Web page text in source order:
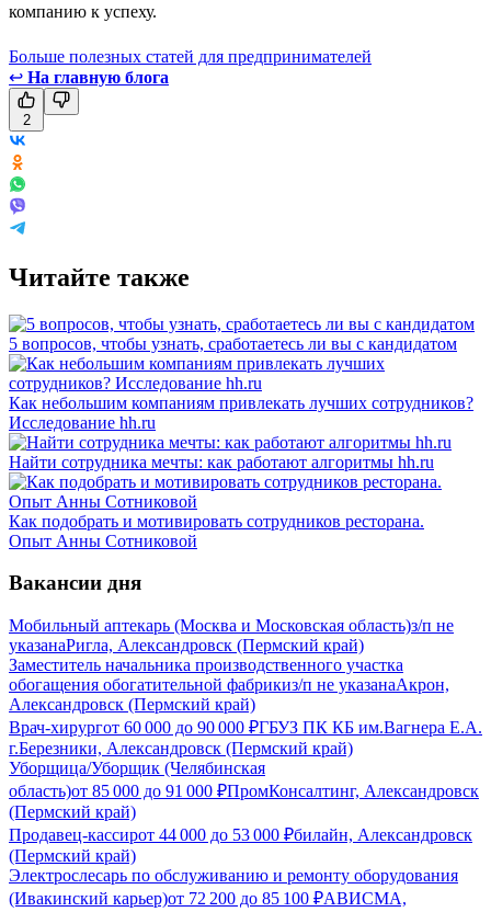
компанию к успеху.
Больше полезных статей для предпринимателей
↩ На главную блога
2
Читайте также
5 вопросов, чтобы узнать, сработаетесь ли вы с кандидатом
Как небольшим компаниям привлекать лучших сотрудников?
Исследование hh.ru
Найти сотрудника мечты: как работают алгоритмы hh.ru
Как подобрать и мотивировать сотрудников ресторана.
Опыт Анны Сотниковой
Вакансии дня
Мобильный аптекарь (Москва и Московская область)з/п не
указанаРигла, Александровск (Пермский край)
Заместитель начальника производственного участка
обогащения обогатительной фабрикиз/п не указанаАкрон,
Александровск (Пермский край)
Врач-хирургот 60 000 до 90 000 ₽ГБУЗ ПК КБ им.Вагнера Е.А.
г.Березники, Александровск (Пермский край)
Уборщица/Уборщик (Челябинская
область)от 85 000 до 91 000 ₽ПромКонсалтинг, Александровск
(Пермский край)
Продавец-кассирот 44 000 до 53 000 ₽билайн, Александровск
(Пермский край)
Электрослесарь по обслуживанию и ремонту оборудования
(Ивакинский карьер)от 72 200 до 85 100 ₽АВИСМА,